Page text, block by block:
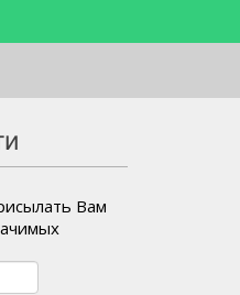
Вам